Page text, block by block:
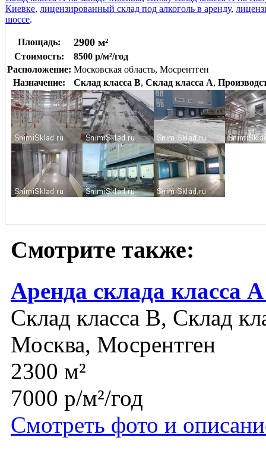
Киевке, лицензированный склад под алкоголь в аренду,
шоссе.
Площадь: 2900 м²
Стоимость:
8500 р/м²/год
Расположение: Московская область, Мосрентген
Назначение:
Склад класса B, Склад класса A,
Смотрите также:
Аренда склада класса
Склад класса B, Склад
Москва, Мосрентген
2300 м²
7000 р/м²/год
Смотреть фото и